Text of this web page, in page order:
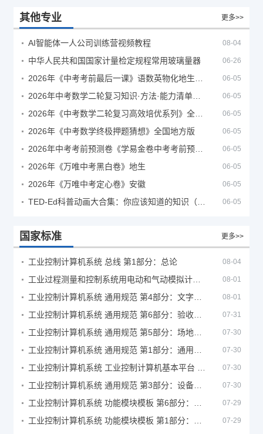
其他专业 更多>>
AI智能体一人公司训练营视频教程 08-04
中华人民共和国国家计量检定规程常用玻璃量器 06-26
06-05
06-05
06-05
2026年《中考数学终极押题猜想》全国地方版 06-05
06-05
2026年《万唯中考黑白卷》地生 06-05
2026年《万唯中考定心卷》安徽 06-05
06-05
国家标准 更多>>
工业控制计算机系统 总线 第1部分：总论 08-04
08-01
08-01
07-31
07-30
07-30
07-30
07-30
07-29
07-29